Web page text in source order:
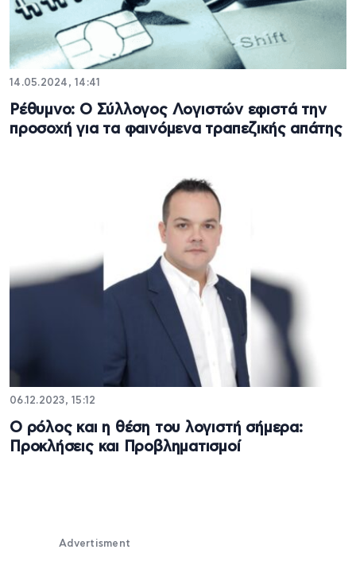
14.05.2024, 14:41
Ρέθυμνο: Ο Σύλλογος Λογιστών εφιστά την
προσοχή για τα φαινόμενα τραπεζικής απάτης
06.12.2023, 15:12
Ο ρόλος και η θέση του λογιστή σήμερα:
Προκλήσεις και Προβληματισμοί
Advertisment